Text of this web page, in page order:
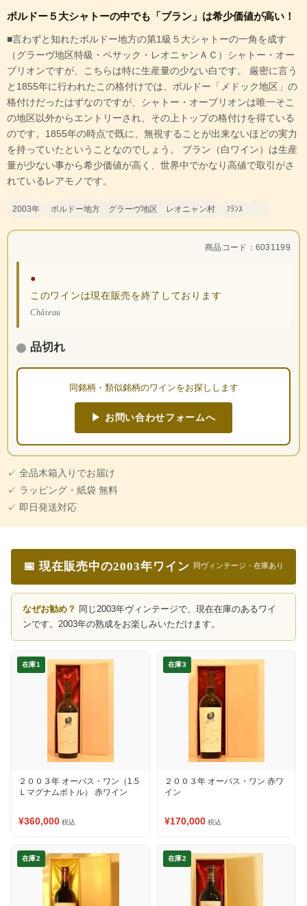
ボルドー５大シャトーの中でも「ブラン」は希少価値が高い！
■言わずと知れたボルドー地方の第1級５大シャトーの一角を成す
（グラーヴ地区特級・ペサック・レオニャンＡＣ）シャトー・オー
ブリオンですが、こちらは特に生産量の少ない白です。 厳密に言う
と1855年に行われたこの格付けでは、ボルドー「メドック地区」の
格付けだったはずなのですが、シャトー・オーブリオンは唯一そこ
の地区以外からエントリーされ、その上トップの格付けを得ている
のです。1855年の時点で既に、無視することが出来ないほどの実力
を持っていたということなのでしょう。 ブラン（白ワイン）は生産
量が少ない事から希少価値が高く、世界中でかなり高値で取引がさ
れているレアモノです。
2003年 ボルドー地方 グラーヴ地区 レオニャン村 ﾌﾗﾝｽ
商品コード：6031199
●
このワインは現在販売を終了しております
Château
品切れ
同銘柄・類似銘柄のワインをお探しします
▶ お問い合わせフォームへ
✓ 全品木箱入りでお届け
✓ ラッピング・紙袋 無料
✓ 即日発送対応
📅 現在販売中の2003年ワイン 同ヴィンテージ・在庫あり
なぜお勧め？ 同じ2003年ヴィンテージで、現在在庫のあるワイ
ンです。2003年の熟成をお楽しみいただけます。
在庫1
２００３年 オーパス・ワン（1.5
Ｌマグナムボトル） 赤ワイン
¥360,000 税込
在庫3
２００３年 オーパス・ワン 赤ワ
イン
¥170,000 税込
在庫2 在庫2